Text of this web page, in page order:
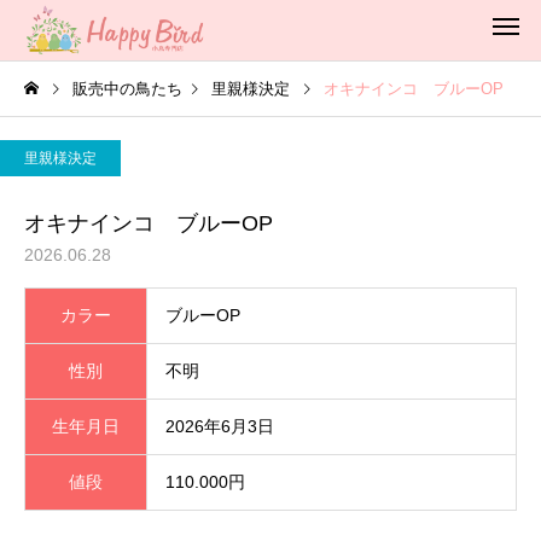
販売中の鳥たち 里親様決定 オキナインコ ブルーOP
里親様決定
オキナインコ ブルーOP
2026.06.28
カラー ブルーOP
性別 不明
生年月日 2026年6月3日
値段 110.000円